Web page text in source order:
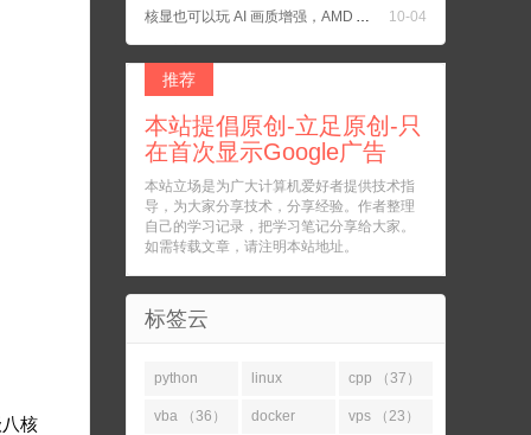
核
10-04
核显也可以玩 AI 画质增强，AMD APU 把核显默认设置为 UMA Auto
推荐
本站提倡原创-立足原创-只
在首次显示Google广告
本站立场是为广大计算机爱好者提供技术指
导，为大家分享技术，分享经验。作者整理
自己的学习记录，把学习笔记分享给大家。
如需转载文章，请注明本站地址。
标签云
python
（52）
linux
（45）
cpp （37）
vba （36） docker vps （23）